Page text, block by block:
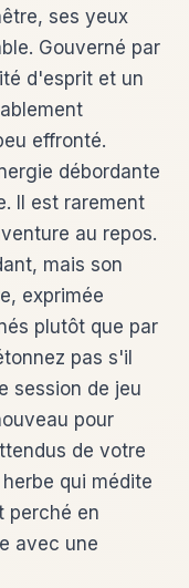
ses yeux
Gouverné par
d'esprit et un
effronté.
débordante
Il est rarement
au repos.
mais son
exprimée
plutôt que par
pas s'il
session de jeu
pour
de votre
qui médite
perché en
avec une